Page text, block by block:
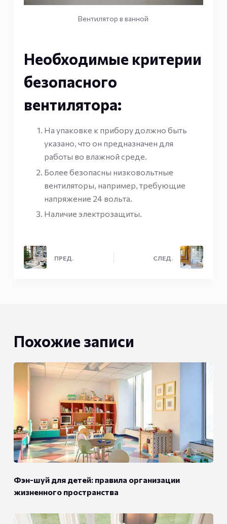
Вентилятор в ванной
Необходимые критерии
безопасного
вентилятора:
На упаковке к прибору должно быть
указано, что он предназначен для
работы во влажной среде.
Более безопасны низковольтные
вентиляторы, например, требующие
напряжение 24 вольта.
Наличие электрозащиты.
ПРЕД. СЛЕД.
Похожие записи
Фэн-шуй для детей: правила организации
жизненного пространства